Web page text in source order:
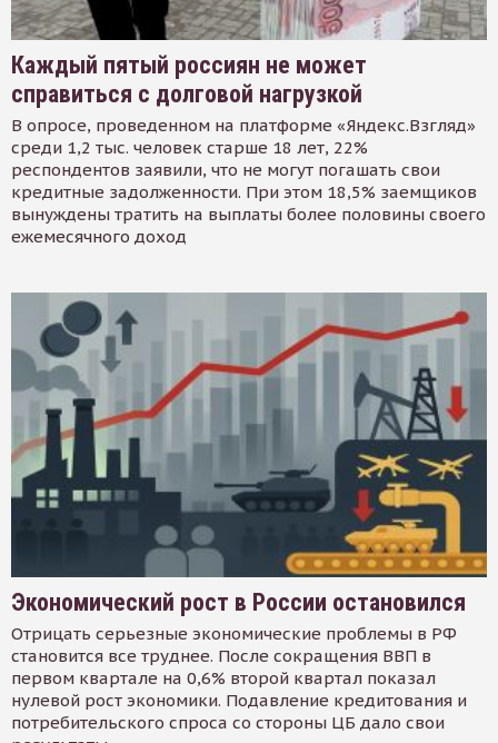
Каждый пятый россиян не может
справиться с долговой нагрузкой
В опросе, проведенном на платформе «Яндекс.Взгляд»
среди 1,2 тыс. человек старше 18 лет, 22%
респондентов заявили, что не могут погашать свои
кредитные задолженности. При этом 18,5% заемщиков
вынуждены тратить на выплаты более половины своего
ежемесячного доход
Экономический рост в России остановился
Отрицать серьезные экономические проблемы в РФ
становится все труднее. После сокращения ВВП в
первом квартале на 0,6% второй квартал показал
нулевой рост экономики. Подавление кредитования и
потребительского спроса со стороны ЦБ дало свои